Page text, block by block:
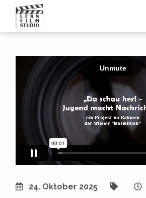
24. Oktober 2025